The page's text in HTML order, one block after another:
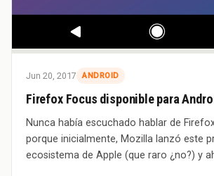
Jun 20, 2017 ANDROID
Firefox Focus disponible para
Nunca había escuchado hablar de
porque inicialmente, Mozilla lanzó este
ecosistema de Apple (que raro ¿no?) y